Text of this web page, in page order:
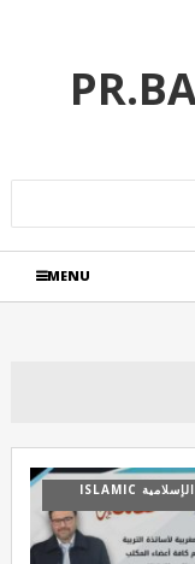
MENU
الدراسات الإسلامية ISLAMIC